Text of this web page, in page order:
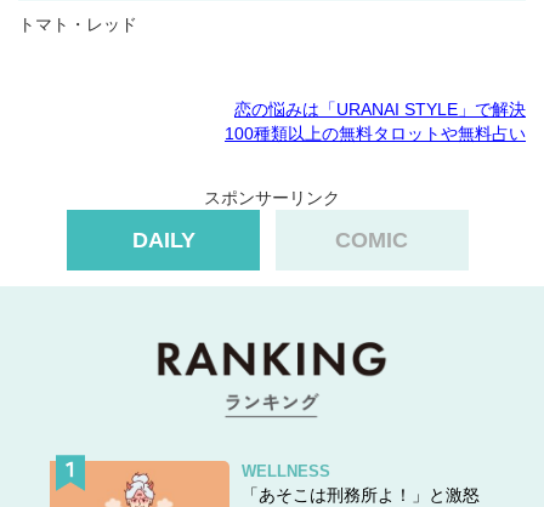
トマト・レッド
恋の悩みは「URANAI STYLE」で解決
100種類以上の無料タロットや無料占い
スポンサーリンク
DAILY COMIC
WELLNESS
「あそこは刑務所よ！」と激怒